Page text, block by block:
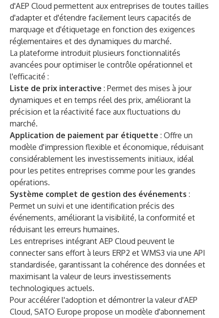
d'AEP Cloud permettent aux entreprises de toutes tailles
d'adapter et d'étendre facilement leurs capacités de
marquage et d'étiquetage en fonction des exigences
réglementaires et des dynamiques du marché.
La plateforme introduit plusieurs fonctionnalités
avancées pour optimiser le contrôle opérationnel et
l'efficacité :
Liste de prix interactive : Permet des mises à jour
dynamiques et en temps réel des prix, améliorant la
précision et la réactivité face aux fluctuations du
marché.
Application de paiement par étiquette : Offre un
modèle d'impression flexible et économique, réduisant
considérablement les investissements initiaux, idéal
pour les petites entreprises comme pour les grandes
opérations.
Système complet de gestion des événements :
Permet un suivi et une identification précis des
événements, améliorant la visibilité, la conformité et
réduisant les erreurs humaines.
Les entreprises intégrant AEP Cloud peuvent le
connecter sans effort à leurs ERP2 et WMS3 via une API
standardisée, garantissant la cohérence des données et
maximisant la valeur de leurs investissements
technologiques actuels.
Pour accélérer l'adoption et démontrer la valeur d'AEP
Cloud, SATO Europe propose un modèle d'abonnement